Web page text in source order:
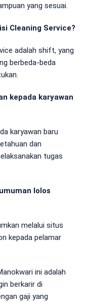
yang sesuai.
Cleaning Service?
adalah shift, yang
berbeda-beda
kepada karyawan
karyawan baru
dan
tugas
lolos
melalui situs
kepada pelamar
ini adalah
berkarir di
gaji yang